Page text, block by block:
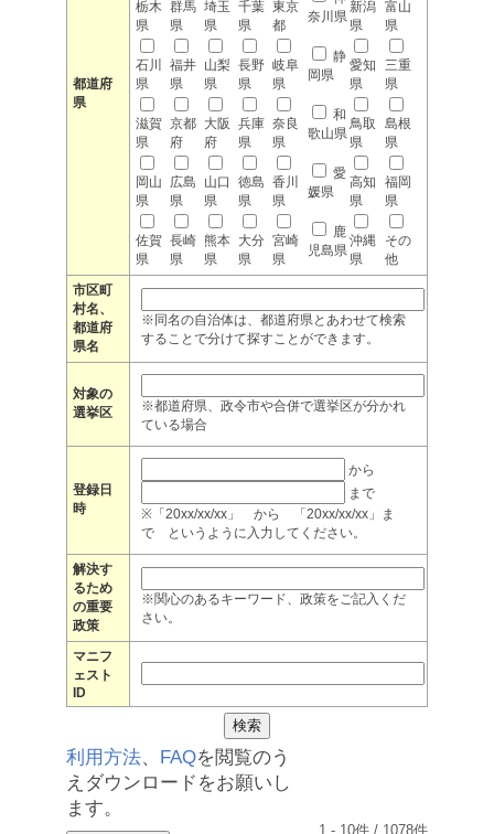
都道府
県
栃木
県
群馬
県
埼玉
県
千葉
県
東京
都
奈川県
新潟
県
富山
県
石川
県
福井
県
山梨
県
長野
県
岐阜
県
静
岡県
愛知
県
三重
県
滋賀
県
京都
府
大阪
府
兵庫
県
奈良
県
和
歌山県
鳥取
県
島根
県
岡山
県
広島
県
山口
県
徳島
県
香川
県
愛
媛県
高知
県
福岡
県
佐賀
県
長崎
県
熊本
県
大分
県
宮崎
県
鹿
児島県
沖縄
県
その
他
市区町
村名、
都道府
県名
※同名の自治体は、都道府県とあわせて検索
することで分けて探すことができます。
対象の
選挙区
※都道府県、政令市や合併で選挙区が分かれ
ている場合
登録日
時
から
まで
※「20xx/xx/xx」 から 「20xx/xx/xx」ま
で というように入力してください。
解決す
るため
の重要
政策
※関心のあるキーワード、政策をご記入くだ
さい。
マニフ
ェスト
ID
利用方法、 FAQを閲覧のう
えダウンロードをお願いし
ます。
1 - 10件 / 1078件